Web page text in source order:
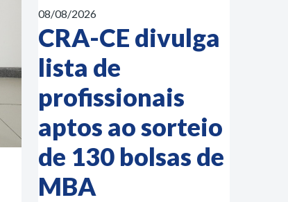
08/08/2026
CRA-CE divulga
lista de
profissionais
aptos ao sorteio
de 130 bolsas de
MBA